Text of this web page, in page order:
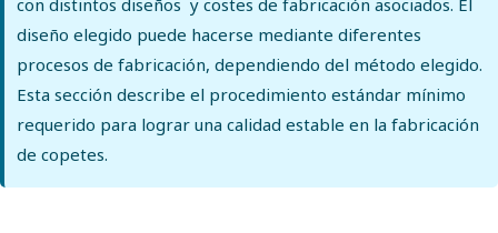
diseño elegido puede hacerse mediante diferentes
procesos de fabricación, dependiendo del método elegido.
Esta sección describe el procedimiento estándar mínimo
requerido para lograr una calidad estable en la fabricación
de copetes.